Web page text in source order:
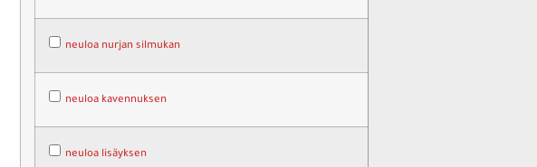
neuloa nurjan silmukan
neuloa kavennuksen
neuloa lisäyksen